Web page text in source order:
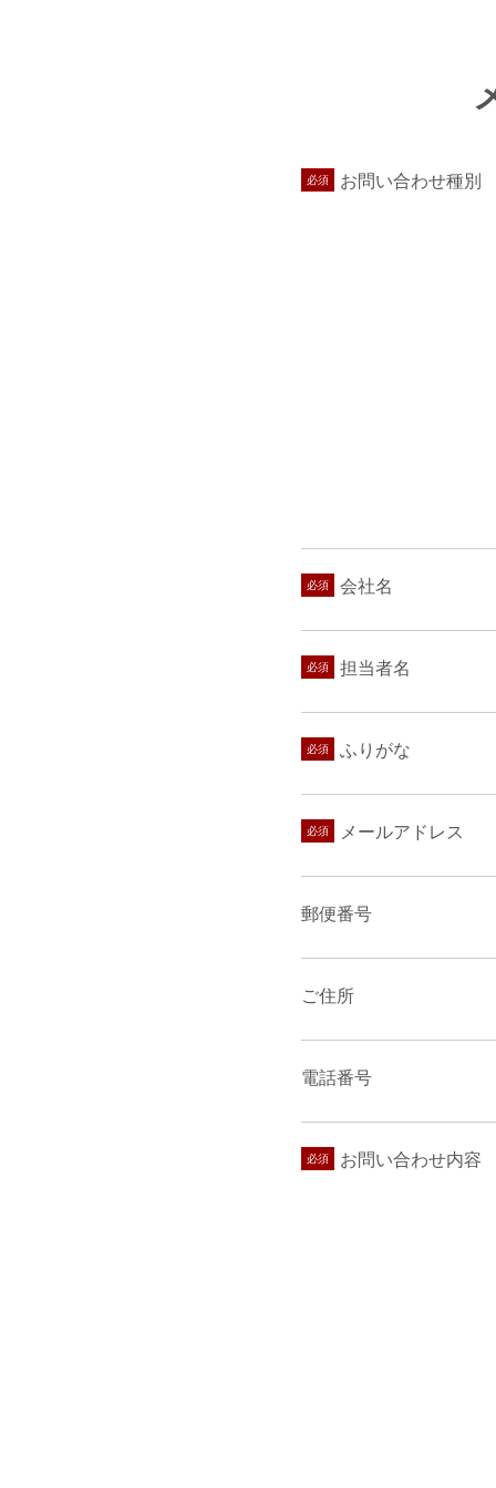
お問い合わせ種別
会社名
担当者名
ふりがな
メールアドレス
郵便番号
ご住所
電話番号
お問い合わせ内容